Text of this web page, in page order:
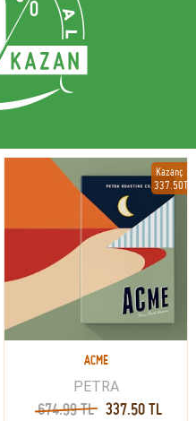
Kazanç
337.50TL
ACME
PETRA
674.99 TL 337.50 TL